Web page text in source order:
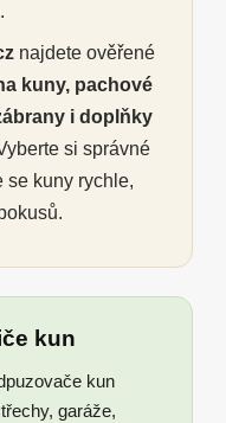
najdete ověřené
kuny, pachové
i doplňky
si správné
se kuny rychle,
kun
kun
garáže,